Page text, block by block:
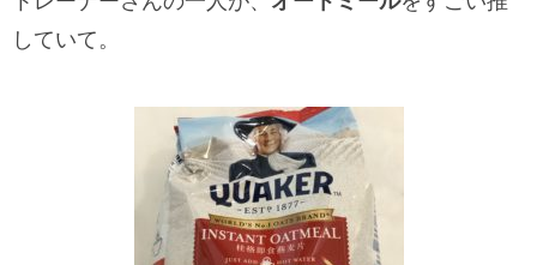
していて。